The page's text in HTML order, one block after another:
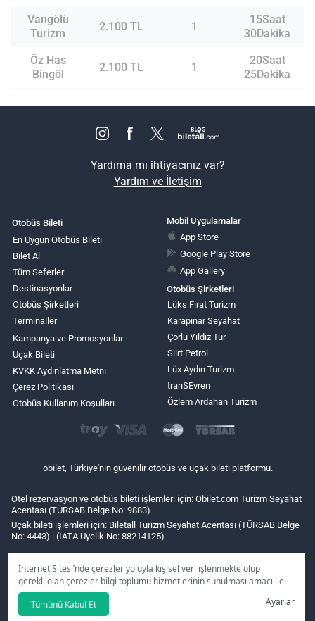
İnternet Sitesi’nde çerezler yoluyla kişisel veri işlenmekte olup
gerekli olan çerezler bilgi toplumu hizmetlerinin sunulması amacı ile
kullanılmaktadır. Tercihleriniz doğrultusunda size özel
kişiselleştirilmiş çerezleri ve özel kampanyaları
seçeneğine
Tümünü Kabul Et Ayarlar
Vangölü
Turizm
2.100 TL 1
15Saat
30Dakika
Öz Has
Bingöl
2.100 TL 1
20Saat
25Dakika
Yardıma mı ihtiyacınız var?
Yardım ve İletişim
Otobüs Bileti
En Uygun Otobüs Bileti
Bilet Al
Tüm Seferler
Destinasyonlar
Otobüs Şirketleri
Terminaller
Kampanya ve Promosyonlar
Uçak Bileti
KVKK Aydınlatma Metni
Çerez Politikası
Otobüs Kullanım Koşulları
Mobil Uygulamalar
App Store
Google Play Store
App Gallery
Otobüs Şirketleri
Lüks Fırat Turizm
Karapınar Seyahat
Çorlu Yıldız Tur
Siirt Petrol
Lüx Aydın Turizm
tranSEvren
Özlem Ardahan Turizm
obilet, Türkiye'nin güvenilir otobüs ve uçak bileti platformu.
Otel rezervasyon ve otobüs bileti işlemleri için: Obilet.com Turizm Seyahat
Acentası (TÜRSAB Belge No: 9883)
Uçak bileti işlemleri için: Biletall Turizm Seyahat Acentası (TÜRSAB Belge
No: 4443) | (IATA Üyelik No: 88214125)